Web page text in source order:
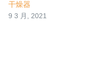
干燥器
9 3 月, 2021